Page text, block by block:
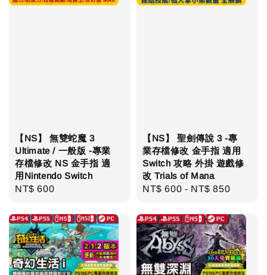
【NS】 無雙蛇魔 3
Ultimate / 一般版 -專業
存檔修改 NS 金手指 適
用Nintendo Switch
Regular
NT$ 600
【NS】 聖劍傳說 3 -專
業存檔修改 金手指 適用
Switch 攻略 外掛 遊戲修
改 Trials of Mana
Regular
NT$ 600 - NT$ 850